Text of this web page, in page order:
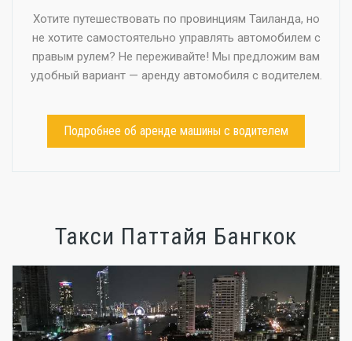
Хотите путешествовать по провинциям Таиланда, но
не хотите самостоятельно управлять автомобилем с
правым рулем? Не переживайте! Мы предложим вам
удобный вариант — аренду автомобиля с водителем.
Подробнее об аренде машины с водителем
Такси Паттайя Бангкок